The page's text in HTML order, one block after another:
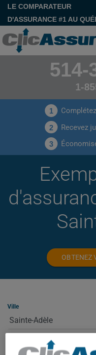
LE COMPARATEUR
D'ASSURANCE #1 AU
514-
1-
1
2 Recevez
3
OBTENEZ
Ville